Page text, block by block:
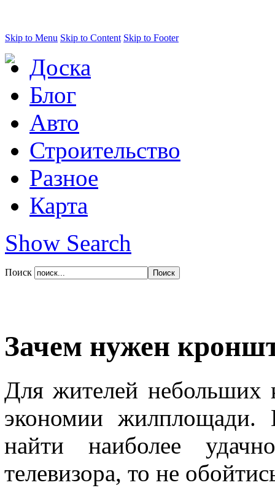
Skip to Menu Skip to Content Skip to Footer
Доска
Блог
Авто
Строительство
Разное
Карта
Show Search
Поиск
Зачем нужен
Для жителей небольших
экономии жилплощади.
найти наиболее
телевизора, то не